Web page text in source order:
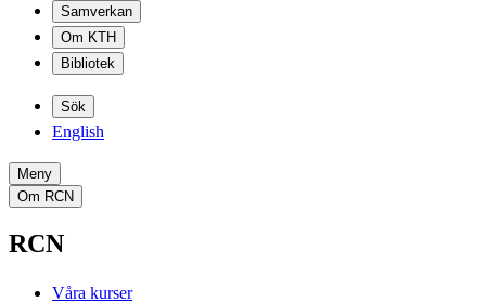
Samverkan
Om KTH
Bibliotek
Sök
English
Meny
Om RCN
RCN
Våra kurser